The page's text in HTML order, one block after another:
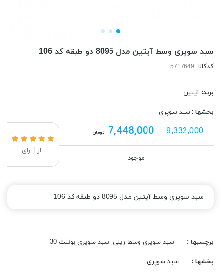
سبد سوپری وسط آیتین مدل 8095 دو طبقه کد 106
کدکالا:
برند: آیتین
بخشها :سبد سوپری
9,332,000
7,448,000 تومان
موجود
از 1 رای
سبد سوپری وسط آیتین مدل 8095 دو طبقه کد 106
برچسبها : سبد سوپری وسط ریلی سبد سوپری یونیت 30
بخشها : سبد سوپری